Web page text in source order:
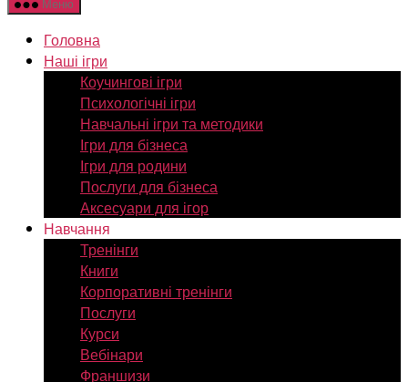
Меню
Головна
Наші ігри
Коучингові ігри
Психологічні ігри
Навчальні ігри та методики
Ігри для бізнеса
Ігри для родини
Послуги для бізнеса
Аксесуари для ігор
Навчання
Тренінги
Книги
Корпоративні тренінги
Послуги
Курси
Вебінари
Франшизи